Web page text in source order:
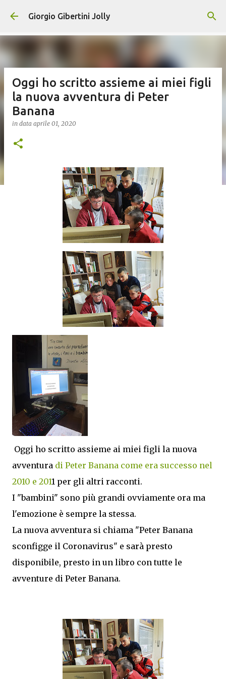
Passa ai contenuti principali
Giorgio Gibertini Jolly
Oggi ho scritto assieme ai miei figli
la nuova avventura di Peter
Banana
in data aprile 01, 2020
Oggi ho scritto assieme ai miei figli la nuova
avventura di Peter Banana come era successo nel
2010 e 2011 per gli altri racconti.
I "bambini" sono più grandi ovviamente ora ma
l'emozione è sempre la stessa.
La nuova avventura si chiama "Peter Banana
sconfigge il Coronavirus" e sarà presto
disponibile, presto in un libro con tutte le
avventure di Peter Banana.